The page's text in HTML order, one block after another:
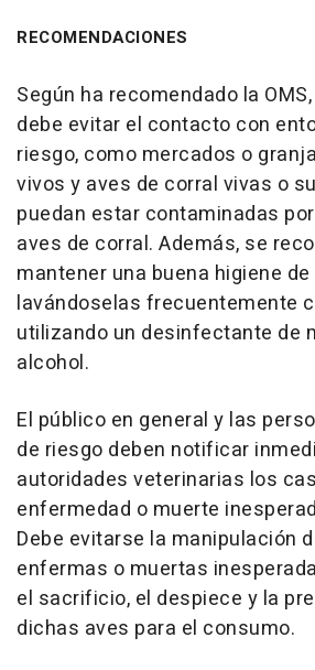
RECOMENDACIONES
Según ha recomendado la
debe evitar el contacto con
riesgo, como mercados o
vivos y aves de corral vivas o
puedan estar contaminadas
aves de corral. Además, se
mantener una buena higiene
lavándoselas frecuentemente
utilizando un desinfectante de
alcohol.
El público en general y las
de riesgo deben notificar
autoridades veterinarias los
enfermedad o muerte
Debe evitarse la manipulación
enfermas o muertas
el sacrificio, el despiece y la
dichas aves para el consumo.